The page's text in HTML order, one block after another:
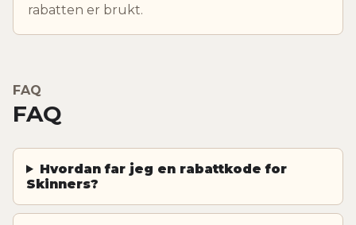
rabatten er brukt.
FAQ
FAQ
Hvordan far jeg en rabattkode for
Skinners?